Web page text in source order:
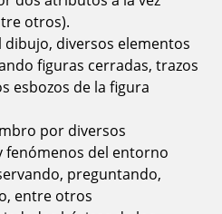
otros).
dibujo, diversos elementos
figuras cerradas, trazos
esbozos de la figura
por diversos
fenómenos del entorno
preguntando,
entre otros